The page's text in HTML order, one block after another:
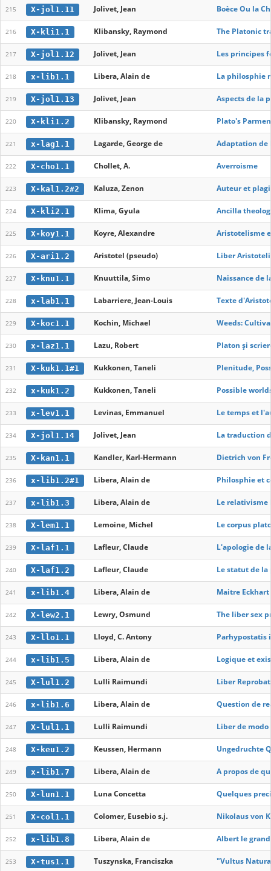
215 X-jol1.11 Jolivet, Jean Boèce Ou la
216 X-kli1.1 Klibansky, Raymond The Platonic
217 X-jol1.12 Jolivet, Jean Les principes
218 x-lib1.1 Libera, Alain de La philosphie
219 X-jol1.13 Jolivet, Jean Aspects de la
220 X-kli1.2 Klibansky, Raymond Plato's
221 x-lag1.1 Lagarde, George de Adaptation
222 X-cho1.1 Chollet, A. Averroisme
223 X-kal1.2#2 Kaluza, Zenon Auteur et
224 X-kli2.1 Klima, Gyula Ancilla
225 X-koy1.1 Koyre, Alexandre Aristotelisme
226 X-ari1.2 Aristotel (pseudo) Liber
227 X-knu1.1 Knuuttila, Simo Naissance de
228 x-lab1.1 Labarriere, Jean-Louis Texte
229 X-koc1.1 Kochin, Michael Weeds:
230 x-laz1.1 Lazu, Robert Platon și
231 X-kuk1.1#1 Kukkonen, Taneli Plenitude,
232 x-kuk1.2 Kukkonen, Taneli Possible
233 x-lev1.1 Levinas, Emmanuel Le temps et
234 X-jol1.14 Jolivet, Jean La traduction
235 X-kan1.1 Kandler, Karl-Hermann Dietrich von
236 x-lib1.2#1 Libera, Alain de Philosphie et
237 x-lib1.3 Libera, Alain de Le
238 X-lem1.1 Lemoine, Michel Le corpus
239 X-laf1.1 Lafleur, Claude L'apologie de
240 X-laf1.2 Lafleur, Claude Le statut de la
241 x-lib1.4 Libera, Alain de Maitre
242 X-lew2.1 Lewry, Osmund The liber sex
243 X-llo1.1 Lloyd, C. Antony Parhypostatis
244 x-lib1.5 Libera, Alain de Logique et
245 X-lul1.2 Lulli Raimundi Liber
246 x-lib1.6 Libera, Alain de Question de
247 X-lul1.1 Lulli Raimundi Liber de
248 X-keu1.2 Keussen, Hermann Ungedruchte
249 x-lib1.7 Libera, Alain de A propos de
250 X-lun1.1 Luna Concetta Quelques
251 X-col1.1 Colomer, Eusebio s.j. Nikolaus von
252 x-lib1.8 Libera, Alain de Albert le
253 X-tus1.1 Tuszynska, Franciszka "Vultus